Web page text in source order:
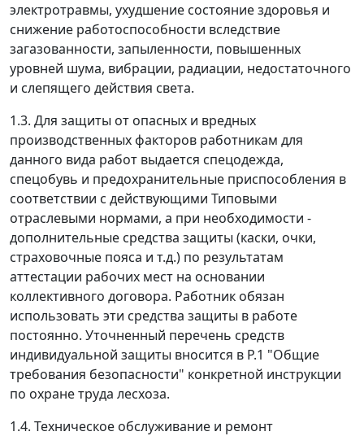
электротравмы, ухудшение состояние здоровья и
снижение работоспособности вследствие
загазованности, запыленности, повышенных
уровней шума, вибрации, радиации, недостаточного
и слепящего действия света.
1.3. Для защиты от опасных и вредных
производственных факторов работникам для
данного вида работ выдается спецодежда,
спецобувь и предохранительные приспособления в
соответствии с действующими Типовыми
отраслевыми нормами, а при необходимости -
дополнительные средства защиты (каски, очки,
страховочные пояса и т.д.) по результатам
аттестации рабочих мест на основании
коллективного договора. Работник обязан
использовать эти средства защиты в работе
постоянно. Уточненный перечень средств
индивидуальной защиты вносится в P.1 "Общие
требования безопасности" конкретной инструкции
по охране труда лесхоза.
1.4. Техническое обслуживание и ремонт